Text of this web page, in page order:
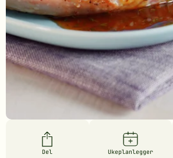
Del Ukeplanlegger